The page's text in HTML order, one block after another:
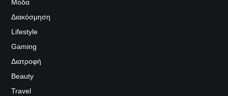
Μόδα
Διακόσμηση
Lifestyle
Gaming
Διατροφή
Beauty
Travel